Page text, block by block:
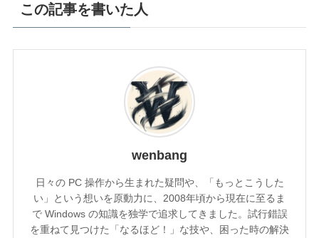
この記事を書いた人
wenbang
日々の PC 操作から生まれた疑問や、「もっとこうした
い」という想いを原動力に、2008年頃から現在に至るま
で Windows の知識を独学で追求してきました。試行錯誤
を重ねて見つけた「なるほど！」な技や、困った時の解決